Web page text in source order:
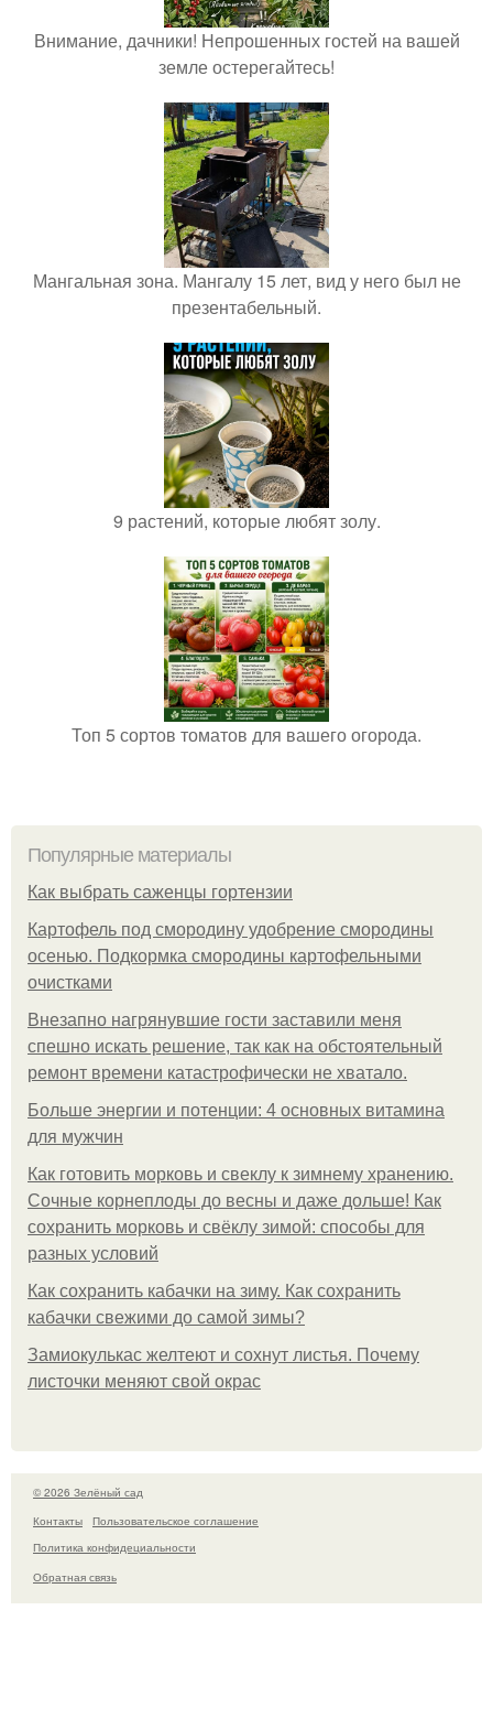
Внимание, дачники! Непрошенных гостей на вашей
земле остерегайтесь!
Мангальная зона. Мангалу 15 лет, вид у него был не
презентабельный.
9 растений, которые любят золу.
Топ 5 сортов томатов для вашего огорода.
Популярные материалы
Как выбрать саженцы гортензии
Картофель под смородину удобрение смородины
осенью. Подкормка смородины картофельными
очистками
Внезапно нагрянувшие гости заставили меня
спешно искать решение, так как на обстоятельный
ремонт времени катастрофически не хватало.
Больше энергии и потенции: 4 основных витамина
для мужчин
Как готовить морковь и свеклу к зимнему хранению.
Сочные корнеплоды до весны и даже дольше! Как
сохранить морковь и свёклу зимой: способы для
разных условий
Как сохранить кабачки на зиму. Как сохранить
кабачки свежими до самой зимы?
Замиокулькас желтеют и сохнут листья. Почему
листочки меняют свой окрас
© 2026 Зелёный сад
Контакты
Пользовательское соглашение
Политика конфидециальности
Обратная связь